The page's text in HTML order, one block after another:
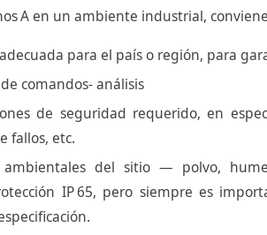
A en un ambiente industrial,
para el país o región, para
comandos- análisis
de seguridad requerido, en
fallos, etc.
ambientales del sitio — polvo,
IP 65, pero siempre es